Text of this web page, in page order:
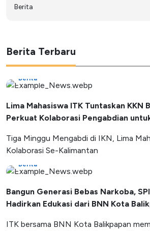
Berita
Berita Terbaru
Berita
Lima Mahasiswa ITK Tuntaskan KKN
Perkuat Kolaborasi Pengabdian
Tiga Minggu Mengabdi di IKN, Lima
Kolaborasi Se-Kalimantan
Berita
Bangun Generasi Bebas Narkoba,
Hadirkan Edukasi dari BNN Kota
ITK bersama BNN Kota Balikpapan